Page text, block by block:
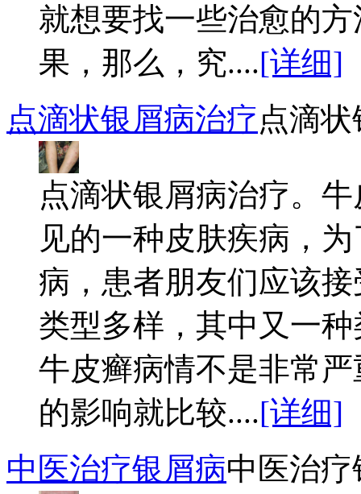
就想要找一些治愈的
果，那么，究....[详细]
点滴状银屑病治疗点滴
点滴状银屑病治疗。
见的一种皮肤疾病，
病，患者朋友们应该
类型多样，其中又一
牛皮癣病情不是非常
的影响就比较....[详细]
中医治疗银屑病中医治